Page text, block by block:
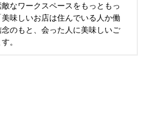
なワークスペースをもっともっ
味しいお店は住んでいる人か働
のもと、会った人に美味しいご
。